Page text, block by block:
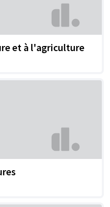
et à l'agriculture